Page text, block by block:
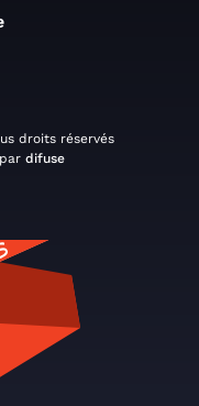
droits réservés
difuse